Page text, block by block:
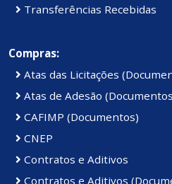
Transferências Recebidas
Compras:
Atas das Licitações
Atas de Adesão
CAFIMP (Documentos)
CNEP
Contratos e Aditivos
Contratos e Aditivos